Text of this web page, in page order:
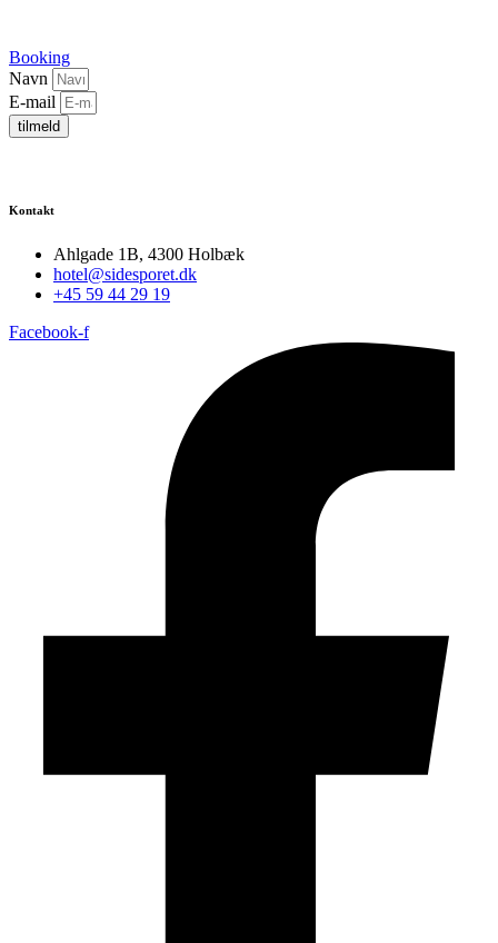
Booking
Navn
E-mail
tilmeld
Kontakt
Ahlgade 1B, 4300 Holbæk
hotel@sidesporet.dk
+45 59 44 29 19
Facebook-f